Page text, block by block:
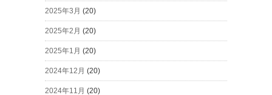
2025年3月 (20)
2025年2月 (20)
2025年1月 (20)
2024年12月 (20)
2024年11月 (20)